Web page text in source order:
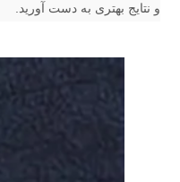
و نتایج بهتری به دست آورید.